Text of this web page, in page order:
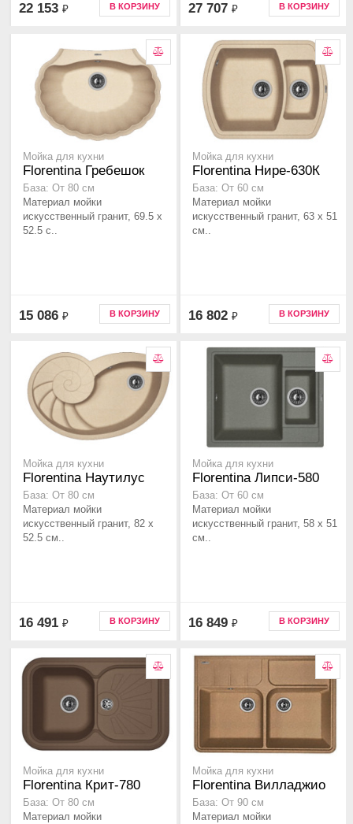
22 153 ₽ В КОРЗИНУ 27 707 ₽ В КОРЗИНУ
Мойка для кухни
Florentina Гребешок
База: От 80 см
Материал мойки
искусственный гранит, 69.5 x
52.5 с..
15 086 ₽ В КОРЗИНУ
Мойка для кухни
Florentina Нире-630К
База: От 60 см
Материал мойки
искусственный гранит, 63 x 51
см..
16 802 ₽ В КОРЗИНУ
Мойка для кухни
Florentina Наутилус
База: От 80 см
Материал мойки
искусственный гранит, 82 x
52.5 см..
16 491 ₽ В КОРЗИНУ
Мойка для кухни
Florentina Липси-580
База: От 60 см
Материал мойки
искусственный гранит, 58 x 51
см..
16 849 ₽ В КОРЗИНУ
Мойка для кухни
Florentina Крит-780
База: От 80 см
Материал мойки
Мойка для кухни
Florentina Вилладжио
База: От 90 см
Материал мойки